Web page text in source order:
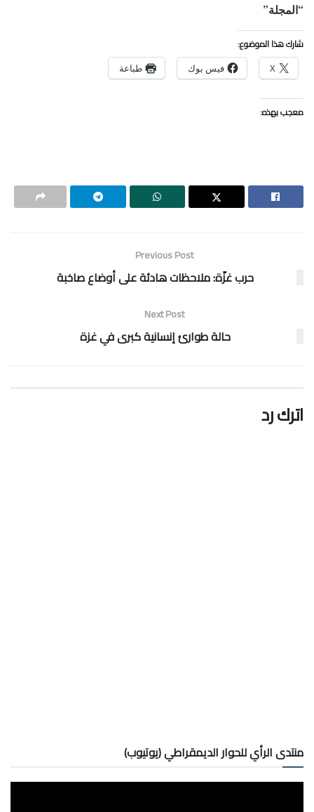
“المجلة”
شارك هذا الموضوع:
X فيس بوك طباعة
معجب بهذه:
Previous Post
حرب غزّة: ملاحظات هادئة على أوضاع صاخبة
Next Post
حالة طوارئ إنسانية كبرى في غزة
اترك رد
منتدى الرأي للحوار الديمقراطي (يوتيوب)